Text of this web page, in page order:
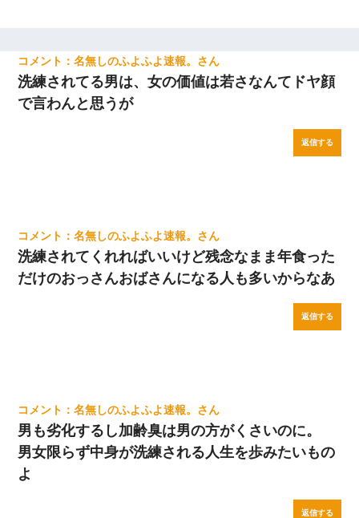
名無しのふよふよ速報。
洗練されてる男は、女の価値は若さなんてドヤ顔
で言わんと思うが
返信する
名無しのふよふよ速報。
洗練されてくれればいいけど残念なまま年食った
だけのおっさんおばさんになる人も多いからなあ
返信する
名無しのふよふよ速報。
男も劣化するし加齢臭は男の方がくさいのに。
男女限らず中身が洗練される人生を歩みたいもの
よ
返信する